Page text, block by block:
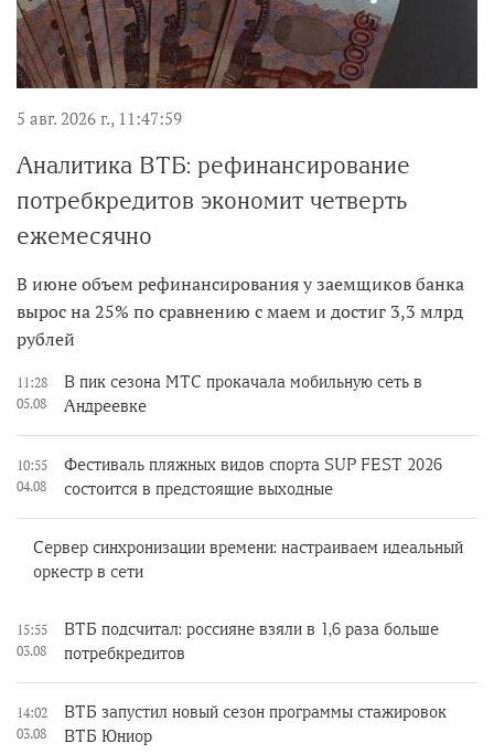
5 авг. 2026 г., 11:47:59
Аналитика ВТБ: рефинансирование
потребкредитов экономит четверть
ежемесячно
В июне объем рефинансирования у заемщиков банка
вырос на 25% по сравнению с маем и достиг 3,3 млрд
рублей
11:28
05.08
В пик сезона МТС прокачала мобильную сеть в
Андреевке
10:55
04.08
Фестиваль пляжных видов спорта SUP FEST 2026
состоится в предстоящие выходные
Сервер синхронизации времени: настраиваем идеальный
оркестр в сети
15:55
03.08
ВТБ подсчитал: россияне взяли в 1,6 раза больше
потребкредитов
14:02
03.08
ВТБ запустил новый сезон программы стажировок
ВТБ Юниор